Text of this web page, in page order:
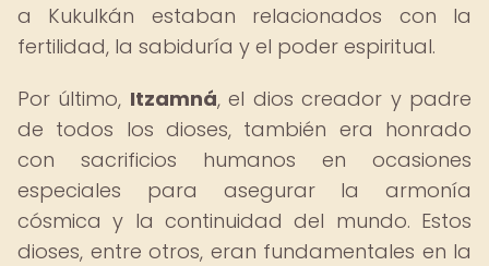
a Kukulkán estaban relacionados con la
fertilidad, la sabiduría y el poder espiritual.
Por último, Itzamná, el dios creador y padre
de todos los dioses, también era honrado
con sacrificios humanos en ocasiones
especiales para asegurar la armonía
cósmica y la continuidad del mundo. Estos
dioses, entre otros, eran fundamentales en la